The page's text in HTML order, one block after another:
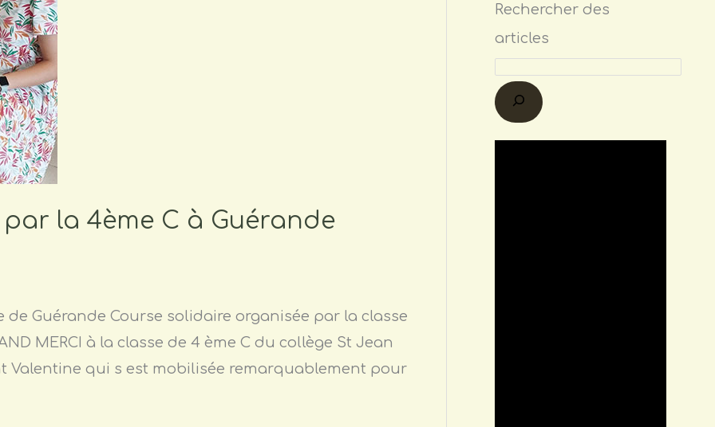
la 4ème C à Guérande
Guérande Course solidaire organisée par la classe
MERCI à la classe de 4 ème C du collège St Jean
Valentine qui s est mobilisée remarquablement pour
Rechercher des
articles